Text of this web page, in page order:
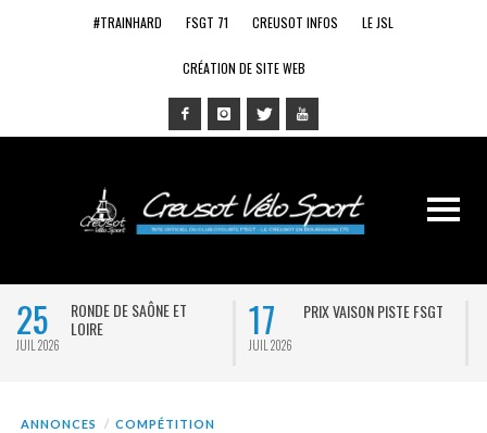
#TRAINHARD FSGT 71 CREUSOT INFOS LE JSL
CRÉATION DE SITE WEB
25
JUIL 2026
RONDE DE SAÔNE ET
LOIRE
17
JUIL 2026
PRIX VAISON PISTE FSGT
ANNONCES COMPÉTITION